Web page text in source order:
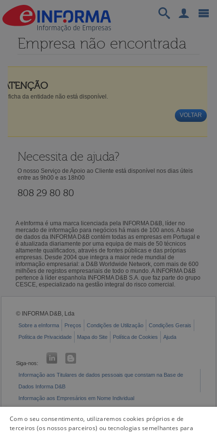
Empresa não encontrada
ATENÇÃO
A ficha da entidade não está disponível.
VOLTAR
Necessita de ajuda?
O nosso Serviço de Apoio ao Cliente está disponível nos dias úteis
entre as 9h00 e as 18h00
808 29 80 80
A eInforma é uma marca licenciada pela INFORMA D&B, líder no
mercado de informação para negócios há mais de 100 anos. A base
de dados da INFORMA D&B contém todas as empresas em Portugal e
é atualizada diariamente por uma equipa de mais de 50 técnicos
altamente qualificados, através de fontes públicas e das próprias
empresas. Desde 2004 que integra a maior rede mundial de
informação empresarial: a D&B Worldwide Network, com mais de 600
milhões de registos empresariais de todo o mundo. A INFORMA D&B
pertence à líder espanhola INFORMA D&B S.A. que faz parte do grupo
CESCE, especializado na gestão integral do risco comercial.
© INFORMA D&B, Lda
Sobre a eInforma Preços Condições de Utilização
Condições Gerais
Política de Privacidade
Mapa do Site Política de Cookies Ajuda
Siga-nos:
Informação aos Titulares de dados pessoais que constam na Base de
Dados Informa D&B
Informação aos Empresários em Nome Individual
Com o seu consentimento, utilizaremos cookies próprios e de
terceiros (os nossos parceiros) ou tecnologias semelhantes para